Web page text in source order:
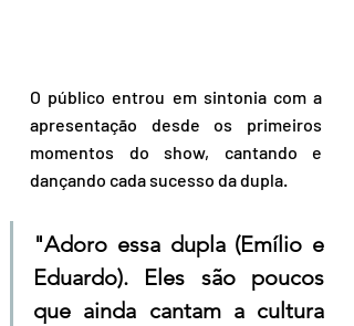
O público entrou em sintonia com a
apresentação desde os primeiros
momentos do show, cantando e
dançando cada sucesso da dupla.
"Adoro essa dupla (Emílio e
Eduardo). Eles são poucos
que ainda cantam a cultura